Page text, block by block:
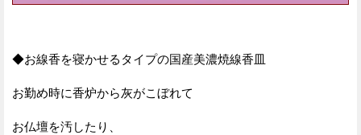
◆お線香を寝かせるタイプの国産美濃焼線香皿
お勤め時に香炉から灰がこぼれて
お仏壇を汚したり、